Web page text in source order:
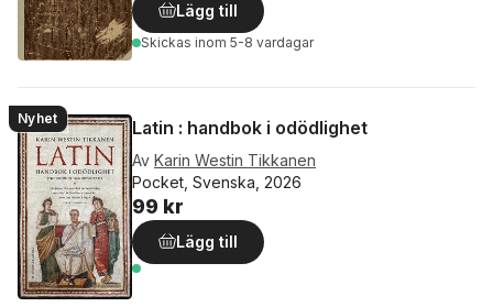
Lägg till
Skickas inom 5-8 vardagar
Nyhet Latin : handbok i odödlighet
Av Karin Westin Tikkanen
Pocket, Svenska, 2026
99 kr
Lägg till